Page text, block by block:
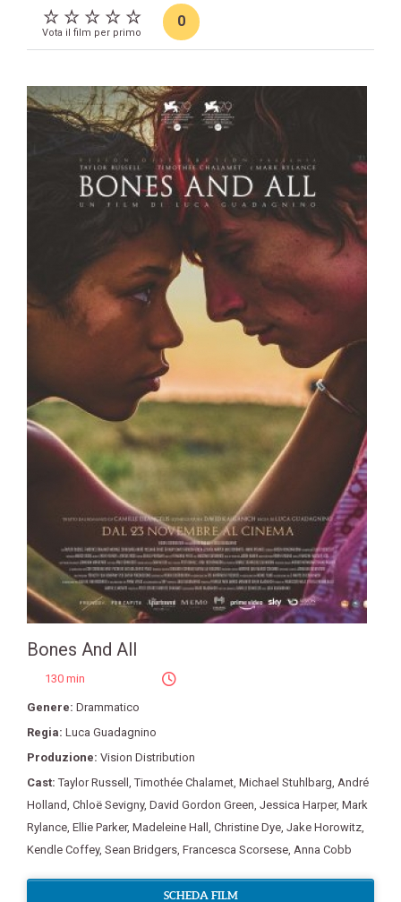
Vota il film per primo
0
Bones And All
130 min
Genere: Drammatico
Regia: Luca Guadagnino
Produzione: Vision Distribution
Cast:Taylor Russell ,Timothée Chalamet Michael Stuhlbarg André
Holland Chloë Sevigny, David Gordon Green Jessica Harper, Mark
Rylance Ellie Parker, Madeleine Hall Christine Dye Jake Horowitz
Kendle Coffey, Sean Bridgers Francesca Scorsese Anna Cobb
SCHEDA FILM